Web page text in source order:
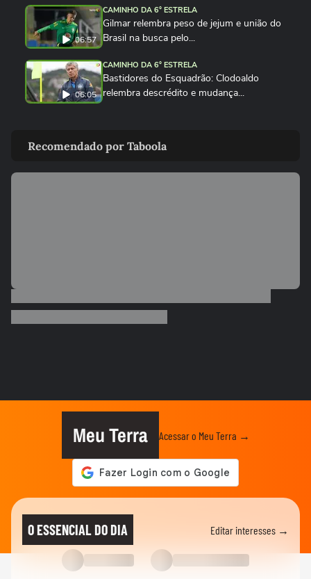
06:57
CAMINHO DA 6° ESTRELA
Gilmar relembra peso de jejum e união do
Brasil na busca pelo...
06:05
CAMINHO DA 6° ESTRELA
Bastidores do Esquadrão: Clodoaldo
relembra descrédito e mudança...
04:30
'Possesso' e fogueira de...
Recomendado por Taboola
Meu Terra Acessar o Meu Terra →
O ESSENCIAL DO DIA Editar interesses →